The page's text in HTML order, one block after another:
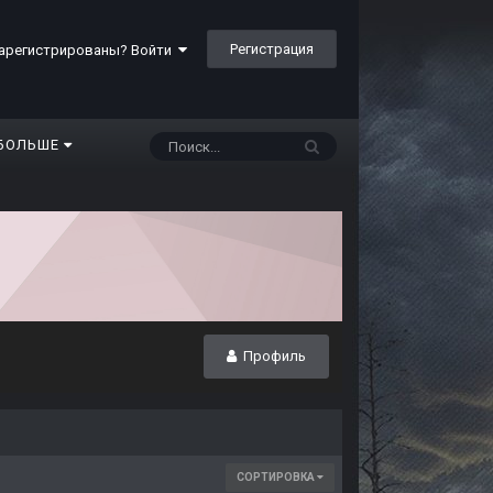
Войти Регистрация
Профиль
СОРТИРОВКА